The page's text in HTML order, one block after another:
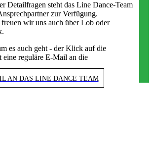
Detailfragen steht das Line Dance-Team
zur Verfügung.
wir uns auch über Lob oder
es auch geht - der Klick auf die
eine reguläre E-Mail an die
AN DAS LINE DANCE TEAM